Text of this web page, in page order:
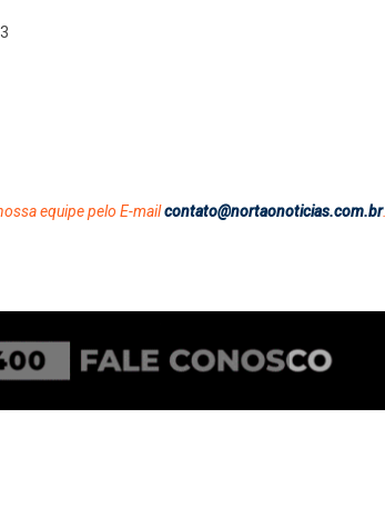
equipe pelo E-mailcontato@nortaonoticias.com.br.